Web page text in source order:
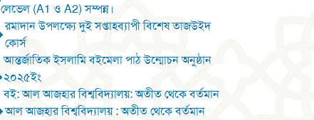
লেভেল (A1 ও A2) সম্পন্ন।
রমাদান উপলক্ষ্যে দুই সপ্তাহব্যাপী বিশেষ তাজউইদ
কোর্স
আন্তর্জাতিক ইসলামি বইমেলা পাঠ উন্মোচন অনুষ্ঠান
২০২৫ইং
বই: আল আজহার বিশ্ববিদ্যালয়: অতীত থেকে বর্তমান
আল আজহার বিশ্ববিদ্যালয় : অতীত থেকে বর্তমান